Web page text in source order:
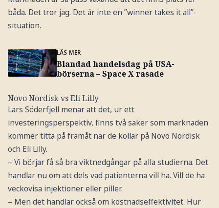
båda. Det tror jag. Det är inte en ”winner takes it all”-
situation.
LÄS MER
Blandad handelsdag på USA-
börserna – Space X rasade
Novo Nordisk vs Eli Lilly
Lars Söderfjell menar att det, ur ett
investeringsperspektiv, finns två saker som marknaden
kommer titta på framåt när de kollar på Novo Nordisk
och Eli Lilly.
– Vi börjar få så bra viktnedgångar på alla studierna. Det
handlar nu om att dels vad patienterna vill ha. Vill de ha
veckovisa injektioner eller piller.
– Men det handlar också om kostnadseffektivitet. Hur